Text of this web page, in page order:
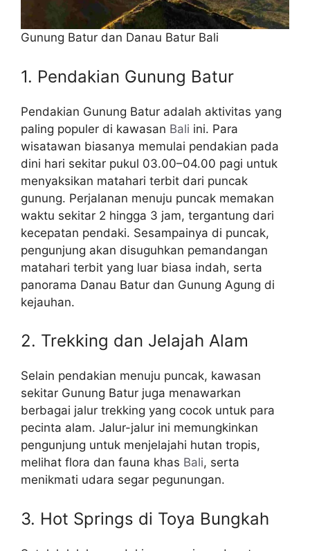
Gunung Batur dan Danau Batur Bali
1. Pendakian Gunung Batur
Pendakian Gunung Batur adalah aktivitas yang
paling populer di kawasan Bali ini. Para
wisatawan biasanya memulai pendakian pada
dini hari sekitar pukul 03.00–04.00 pagi untuk
menyaksikan matahari terbit dari puncak
gunung. Perjalanan menuju puncak memakan
waktu sekitar 2 hingga 3 jam, tergantung dari
kecepatan pendaki. Sesampainya di puncak,
pengunjung akan disuguhkan pemandangan
matahari terbit yang luar biasa indah, serta
panorama Danau Batur dan Gunung Agung di
kejauhan.
2. Trekking dan Jelajah Alam
Selain pendakian menuju puncak, kawasan
sekitar Gunung Batur juga menawarkan
berbagai jalur trekking yang cocok untuk para
pecinta alam. Jalur-jalur ini memungkinkan
pengunjung untuk menjelajahi hutan tropis,
melihat flora dan fauna khas Bali, serta
menikmati udara segar pegunungan.
3. Hot Springs di Toya Bungkah